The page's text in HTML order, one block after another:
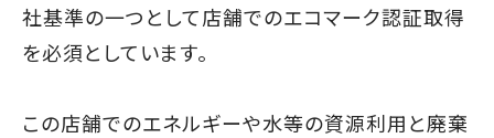
社基準の一つとして店舗でのエコマーク認証取得
を必須としています。
この店舗でのエネルギーや水等の資源利用と廃棄